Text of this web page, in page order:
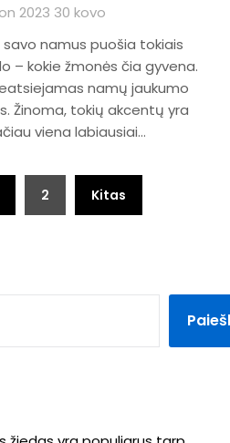
2023 30 kovo
namus puošia tokiais
– kokie žmonės čia gyvena.
namų jaukumo
Žinoma, tokių akcentų yra
viena labiausiai…
2 Kitas